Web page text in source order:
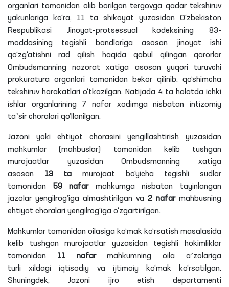
organlari tomonidan olib borilgan tergovga qadar tekshiruv
yakunlariga ko‘ra, 11 ta shikoyat yuzasidan O‘zbekiston
Respublikasi Jinoyat-protsessual kodeksining 83-
moddasining tegishli bandlariga asosan jinoyat ishi
qo‘zg‘atishni rad qilish haqida qabul qilingan qarorlar
Ombudsmanning nazorat xatiga asosan yuqori turuvchi
prokuratura organlari tomonidan bekor qilinib, qo‘shimcha
tekshiruv harakatlari o‘tkazilgan. Natijada 4 ta holatda ichki
ishlar organlarining 7 nafar xodimga nisbatan intizomiy
taʼsir choralari qo‘llanilgan.
Jazoni yoki ehtiyot chorasini yengillashtirish yuzasidan
mahkumlar (mahbuslar) tomonidan kelib tushgan
murojaatlar yuzasidan Ombudsmanning xatiga
asosan 13 ta murojaat bo‘yicha tegishli sudlar
tomonidan 59 nafar mahkumga nisbatan tayinlangan
jazolar yengilrog‘iga almashtirilgan va 2 nafar mahbusning
ehtiyot choralari yengilrog‘iga o‘zgartirilgan.
Mahkumlar tomonidan oilasiga ko‘mak ko‘rsatish masalasida
kelib tushgan murojaatlar yuzasidan tegishli hokimliklar
tomonidan 11 nafarmahkumning oila aʼzolariga
turlixildagi iqtisodiy va ijtimoiy ko‘mak ko‘rsatilgan.
Shuningdek, Jazoni ijro etish departamenti